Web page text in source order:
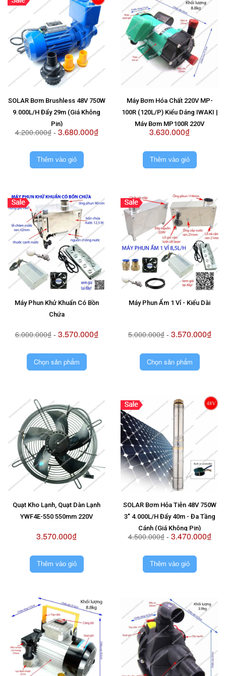
SOLAR Bơm Brushless 48V 750W
9.000L/H Đẩy 29m (Giá Không
Pin)
4.200.000₫- 3.680.000₫
Thêm vào giỏ
Máy Bơm Hóa Chất 220V MP-
100R (120L/P) Kiểu Dáng IWAKI |
Máy Bơm MP100R 220V
3.630.000₫
Thêm vào giỏ
Máy Phun Khử Khuẩn Có Bồn
Chứa
6.000.000₫- 3.570.000₫
Chọn sản phẩm
Máy Phun Ẩm 1 Vỉ - Kiểu Dài
5.000.000₫- 3.570.000₫
Chọn sản phẩm
Quạt Kho Lạnh, Quạt Dàn Lạnh
YWF4E-550 550mm 220V
3.570.000₫
Thêm vào giỏ
SOLAR Bơm Hỏa Tiễn 48V 750W
3" 4.000L/H Đẩy 40m - Đa Tầng
Cánh (Giá Không Pin)
4.500.000₫- 3.470.000₫
Thêm vào giỏ